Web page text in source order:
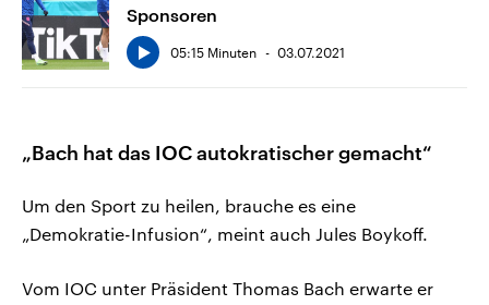
Sponsoren
05:15 Minuten 03.07.2021
„Bach hat das IOC autokratischer gemacht“
Um den Sport zu heilen, brauche es eine
„Demokratie-Infusion“, meint auch Jules Boykoff.
Vom IOC unter Präsident Thomas Bach erwarte er